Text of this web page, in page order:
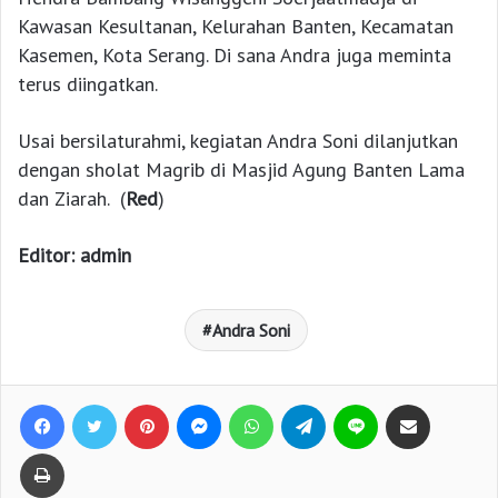
Kawasan Kesultanan, Kelurahan Banten, Kecamatan
Kasemen, Kota Serang. Di sana Andra juga meminta
terus diingatkan.
Usai bersilaturahmi, kegiatan Andra Soni dilanjutkan
dengan sholat Magrib di Masjid Agung Banten Lama
dan Ziarah. (Red)
Editor: admin
Andra Soni